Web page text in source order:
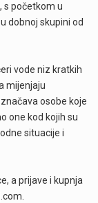
s početkom u
dobnoj skupini od
vode niz kratkih
mijenjaju
osobe koje
one kod kojih su
situacije i
a prijave i kupnja